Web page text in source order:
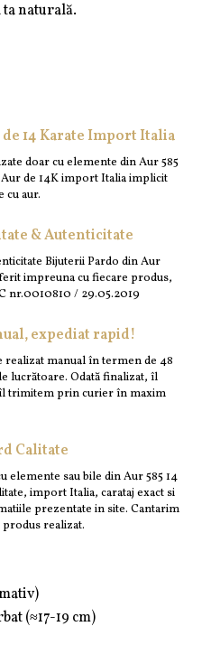
naturală.
de 14 Karate Import Italia
doar cu elemente din Aur 585
Aur de 14K import Italia implicit
cu aur.
& Autenticitate
Bijuterii Pardo din Aur
impreuna cu fiecare produs,
nr.0010810 / 29.05.2019
expediat rapid!
realizat manual în termen de 48
lucrătoare. Odată finalizat, îl
trimitem prin curier în maxim
Calitate
elemente sau bile din Aur 585 14
import Italia, carataj exact si
prezentate in site. Cantarim
produs realizat.
(≈17-19 cm)